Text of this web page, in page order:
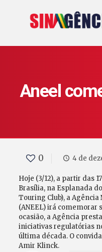
Aneel
0 4 de
Hoje (3/12), a partir das
Brasília, na Esplanada
Touring Club), a
(ANEEL) irá comemorar
ocasião, a Agência
iniciativas regulatórias
última década. O
Amir Klinck.